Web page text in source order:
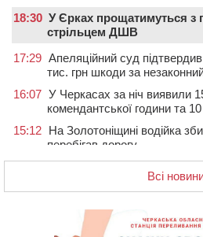
18:30 У Єрках прощатимуться з
стрільцем ДШВ
17:29 Апеляційний суд
тис. грн шкоди за
16:07 У Черкасах за ніч виявили
комендантської години та
15:12 На Золотоніщині водійка
перебігав дорогу
під охорону 188-річну церкву
У Смілі біля магазину під
загинула жінка
Всі